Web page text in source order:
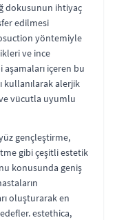
dokusunun ihtiyaç
edilmesi
yöntemiyle
ve ince
içeren bu
kullanılarak alerjik
vücutla uyumlu
gençleştirme,
gibi çeşitli estetik
konusunda geniş
oluşturarak en
estethica,